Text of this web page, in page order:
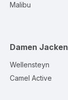
Malibu
Damen Jacken
Wellensteyn
Camel Active